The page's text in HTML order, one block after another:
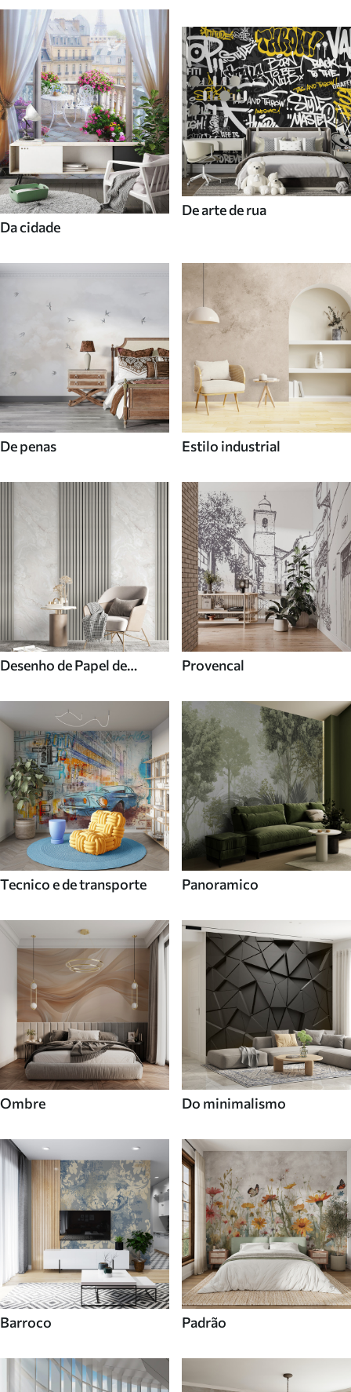
Da cidade
De arte de rua
De penas Estilo industrial
Desenho de Papel de
Provencal
Tecnico e de transporte Panoramico
Ombre Do minimalismo
Barroco Padrão